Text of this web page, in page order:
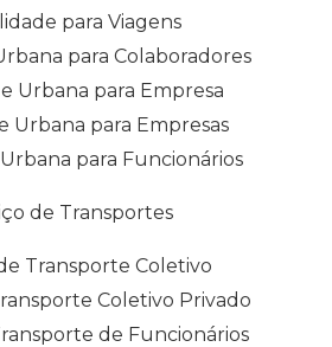
para Viagens
para Colaboradores
Urbana para Empresa
Urbana para Empresas
para Funcionários
de Transportes
Transporte Coletivo
Coletivo Privado
de Funcionários